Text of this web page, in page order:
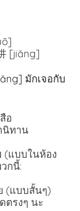
[jiǎng]
มักเจอกับ
อ
นิทาน
(แบบในห้อง
กนี้:
(แบบสั้นๆ)
ตรงๆ นะ